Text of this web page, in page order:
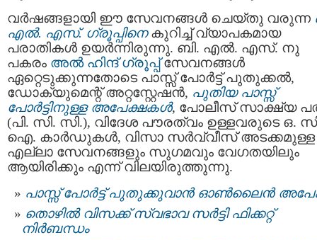
വർഷങ്ങളായി ഈ സേവനങ്ങൾ ചെയ്തു വരുന്ന
എല്‍. എസ്. ഗ്രൂപ്പിനെകുറിച്ച് വ്യാപകമായ
പരാതികൾ ഉയർന്നിരുന്നു. ബി. എല്‍. എസ്. നു
പകരം അല്‍ ഹിന്ദ് ഗ്രൂപ്പ്സേവനങ്ങൾ
ഏറ്റെടുക്കുന്നതോടെ പാസ്സ്‌ പോർട്ട് പുതുക്കൽ,
ഡോക്യുമെന്റ് അറ്റസ്റ്റേഷൻ, പുതിയ പാസ്സ്‌
പോർട്ടിനുള്ള അപേക്ഷകൾ, പോലീസ് സാക്ഷ്യ
(പി. സി. സി.), വിദേശ പൗരത്വം ഉള്ളവരുടെ ഒ.
ഐ. കാര്‍ഡുകള്‍, വിസാ സർവ്വീസ് അടക്കമുള്ള
എല്ലാ സേവനങ്ങളും സുഗമവും വേഗതയിലും
ആയിരിക്കും എന്ന് വിലയിരുത്തുന്നു.
പാസ്സ് പോര്‍ട്ട് പുതുക്കുവാന്‍ ഓണ്‍ലൈന്‍
തൊഴിൽ വിസക്ക് സ്വഭാവ സർട്ടി ഫിക്കറ്റ്
നിർബന്ധം